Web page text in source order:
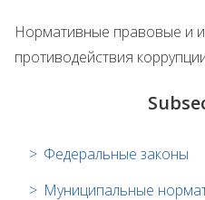
Нормативные правовые и
противодействия
Федеральные законы
Муниципальные